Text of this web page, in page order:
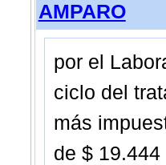
AMPARO
por el
ciclo del
más
de $